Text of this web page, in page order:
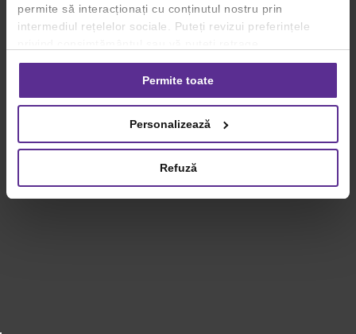
permite să interacționați cu conținutul nostru prin
intermediul rețelelor sociale. Puteți revizui preferințele
consimțământul oricând, făcând click pe linkul către
setările dvs. de cookie-uri.
privind utilizarea modulelor cookie.Detalii
Permite toate
Personalizează
Refuză